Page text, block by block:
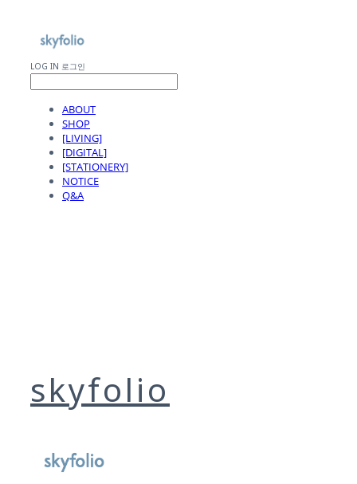
LOG IN 로그인
ABOUT
SHOP
[LIVING]
[DIGITAL]
[STATIONERY]
NOTICE
Q&A
skyfolio